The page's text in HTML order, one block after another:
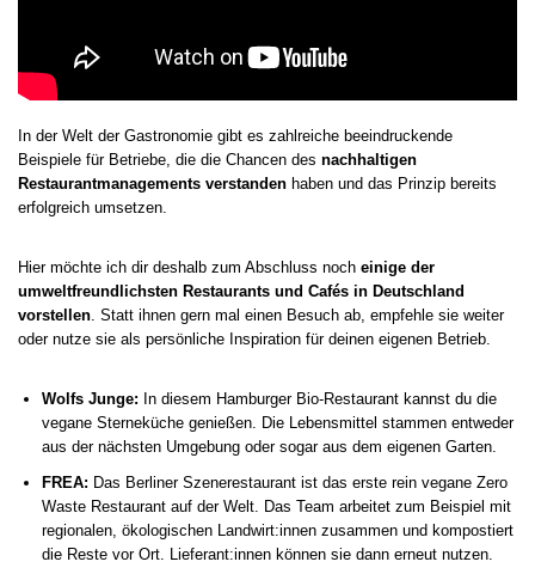
In der Welt der Gastronomie gibt es zahlreiche beeindruckende
Beispiele für Betriebe, die die Chancen des nachhaltigen
Restaurantmanagements verstanden haben und das Prinzip bereits
erfolgreich umsetzen.
Hier möchte ich dir deshalb zum Abschluss noch einige der
umweltfreundlichsten Restaurants und Cafés in Deutschland
vorstellen. Statt ihnen gern mal einen Besuch ab, empfehle sie weiter
oder nutze sie als persönliche Inspiration für deinen eigenen Betrieb.
Wolfs Junge: In diesem Hamburger Bio-Restaurant kannst du die
vegane Sterneküche genießen. Die Lebensmittel stammen entweder
aus der nächsten Umgebung oder sogar aus dem eigenen Garten.
FREA: Das Berliner Szenerestaurant ist das erste rein vegane Zero
Waste Restaurant auf der Welt. Das Team arbeitet zum Beispiel mit
regionalen, ökologischen Landwirt:innen zusammen und kompostiert
die Reste vor Ort. Lieferant:innen können sie dann erneut nutzen.